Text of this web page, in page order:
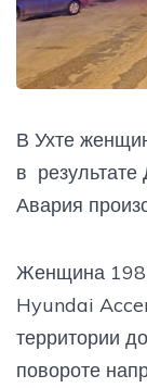
В Ухте
в
Авария
Женщина
Hyundai
территории
повороте